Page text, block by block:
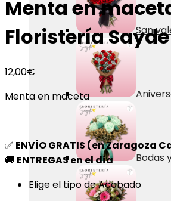
San
Bodas
Menta en
Floristería Sayde
12,00€
Menta en maceta
✅ ENVÍO GRATIS (en Zaragoza
🚚 ENTREGAS en el día
Elige el tipo de Acabado